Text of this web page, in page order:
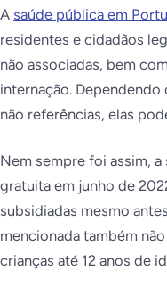
A saúde pública em
residentes e cidadãos
não associadas, bem
internação. Dependendo
não referências, elas
Nem sempre foi assim,
gratuita em junho de
subsidiadas mesmo
mencionada também
crianças até 12 anos de